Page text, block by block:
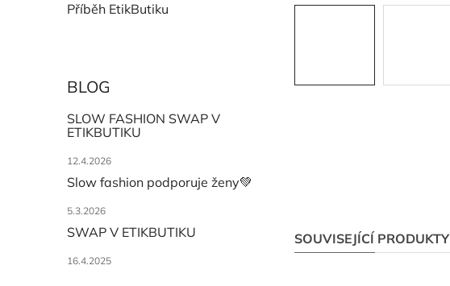
Příběh EtikButiku
BLOG
SLOW FASHION SWAP V
ETIKBUTIKU
12.4.2026
Slow fashion podporuje ženy💚
5.3.2026
SWAP V ETIKBUTIKU
16.4.2025
SOUVISEJÍCÍ PRODUKTY